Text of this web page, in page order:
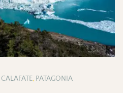
CALAFATE, PATAGONIA